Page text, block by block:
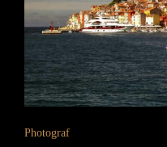
Photograf